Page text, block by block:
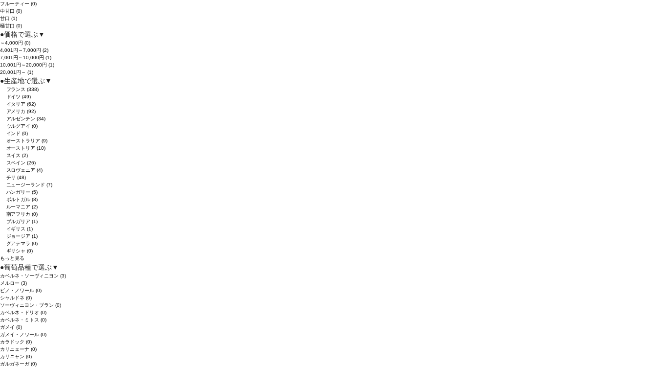
フルーティー (0)
中甘口 (0)
甘口 (1)
極甘口 (0)
●価格で選ぶ ▼
～4,000円 (0)
4,001円～7,000円 (2)
7,001円～10,000円 (1)
10,001円～20,000円 (1)
20,001円～ (1)
●生産地で選ぶ ▼
フランス(338)
ドイツ(49)
イタリア(62)
アメリカ(92)
アルゼンチン(34)
ウルグアイ(0)
インド(0)
オーストラリア(9)
オーストリア(10)
スイス(2)
スペイン(26)
スロヴェニア(4)
チリ(48)
ニュージーランド(7)
ハンガリー(5)
ポルトガル(8)
ルーマニア(2)
南アフリカ(0)
ブルガリア(1)
イギリス(1)
ジョージア(1)
グアテマラ(0)
ギリシャ(0)
もっと見る
●葡萄品種で選ぶ ▼
カベルネ・ソーヴィニヨン (3)
メルロー (3)
ピノ・ノワール (0)
シャルドネ (0)
ソーヴィニヨン・ブラン (0)
カベルネ・ドリオ (0)
カベルネ・ミトス (0)
ガメイ (0)
ガメイ・ノワール (0)
カラドック (0)
カリニェーナ (0)
カリニャン (0)
ガルガネーガ (0)